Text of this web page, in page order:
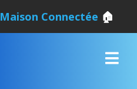
Maison Connectée 🏠